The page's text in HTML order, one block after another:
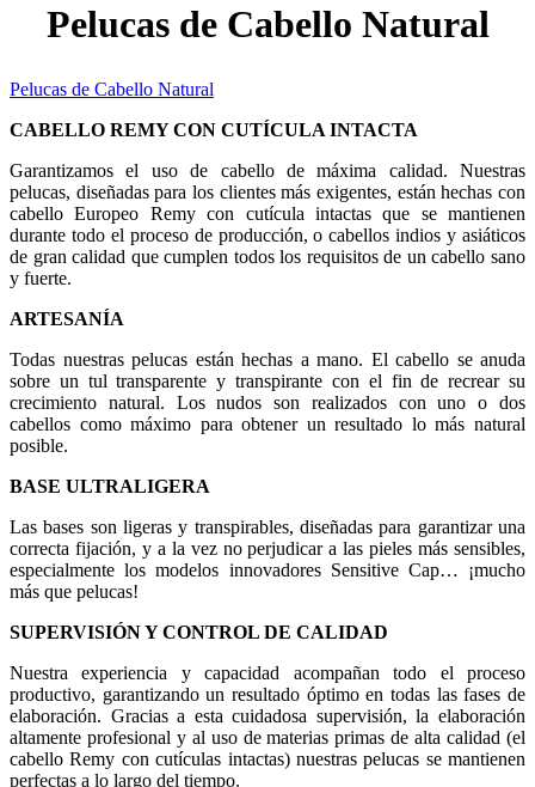
Pelucas de Cabello Natural
Pelucas de Cabello Natural
CABELLO REMY CON CUTÍCULA INTACTA
Garantizamos el uso de cabello de máxima calidad. Nuestras
pelucas, diseñadas para los clientes más exigentes, están hechas con
cabello Europeo Remy con cutícula intactas que se mantienen
durante todo el proceso de producción, o cabellos indios y asiáticos
de gran calidad que cumplen todos los requisitos de un cabello sano
y fuerte.
ARTESANÍA
Todas nuestras pelucas están hechas a mano. El cabello se anuda
sobre un tul transparente y transpirante con el fin de recrear su
crecimiento natural. Los nudos son realizados con uno o dos
cabellos como máximo para obtener un resultado lo más natural
posible.
BASE ULTRALIGERA
Las bases son ligeras y transpirables, diseñadas para garantizar una
correcta fijación, y a la vez no perjudicar a las pieles más sensibles,
especialmente los modelos innovadores Sensitive Cap… ¡mucho
más que pelucas!
SUPERVISIÓN Y CONTROL DE CALIDAD
Nuestra experiencia y capacidad acompañan todo el proceso
productivo, garantizando un resultado óptimo en todas las fases de
elaboración. Gracias a esta cuidadosa supervisión, la elaboración
altamente profesional y al uso de materias primas de alta calidad (el
cabello Remy con cutículas intactas) nuestras pelucas se mantienen
perfectas a lo largo del tiempo.